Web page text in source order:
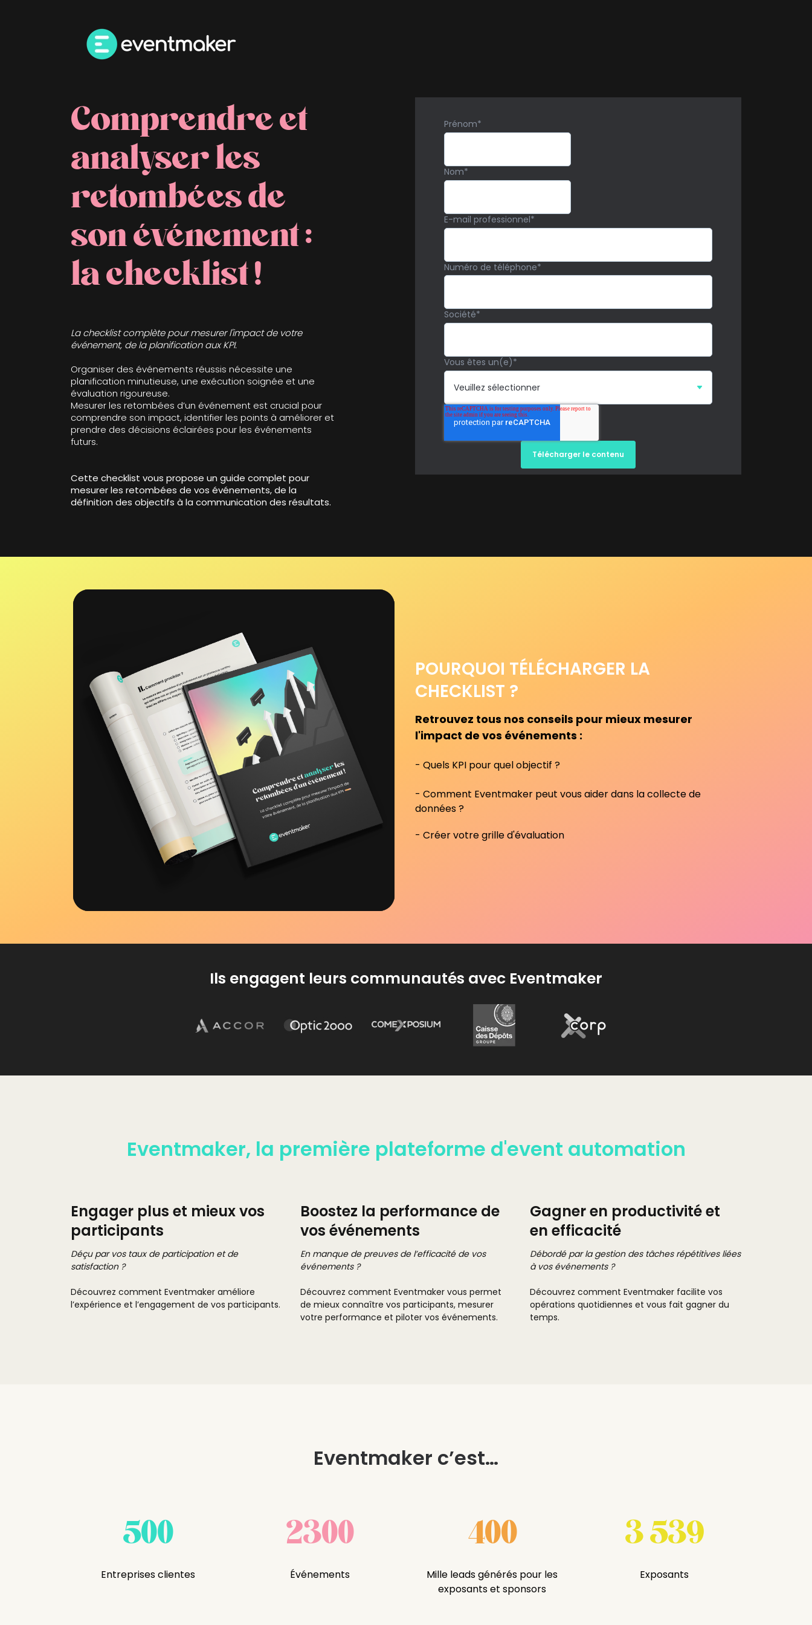
Comprendre et
analyser les
retombées de
son événement :
la checklist !
La checklist complète pour mesurer l'impact de votre
événement, de la planification aux KPI.
Organiser des événements réussis nécessite une
planification minutieuse, une exécution soignée et une
évaluation rigoureuse.
Mesurer les retombées d’un événement est crucial pour
comprendre son impact, identifier les points à améliorer et
prendre des décisions éclairées pour les événements
futurs.
Cette checklist vous propose un guide complet pour
mesurer les retombées de vos événements, de la
définition des objectifs à la communication des résultats.
Prénom*
Nom*
E-mail professionnel*
Numéro de téléphone*
Société*
Vous êtes un(e)*
POURQUOI TÉLÉCHARGER LA
CHECKLIST ?
Retrouvez tous nos conseils pour mieux mesurer
l'impact de vos événements :
- Quels KPI pour quel objectif ?
- Comment Eventmaker peut vous aider dans la collecte de
données ?
- Créer votre grille d'évaluation
Ils engagent leurs communautés avec Eventmaker
Eventmaker, la première plateforme d'event automation
Engager plus et mieux vos
participants
Déçu par vos taux de participation et de
satisfaction ?
Découvrez comment Eventmaker améliore
l’expérience et l’engagement de vos participants.
Boostez la performance de
vos événements
En manque de preuves de l’efficacité de vos
événements ?
Découvrez comment Eventmaker vous permet
de mieux connaître vos participants, mesurer
votre performance et piloter vos événements.
Gagner en productivité et
en efficacité
Débordé par la gestion des tâches répétitives liées
à vos événements ?
Découvrez comment Eventmaker facilite vos
opérations quotidiennes et vous fait gagner du
temps.
Eventmaker c’est…
500
Entreprises clientes
2300
Événements
400
Mille leads générés pour les
exposants et sponsors
3 539
Exposants